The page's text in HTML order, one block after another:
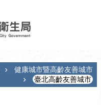
健康城市暨高齡友善城市
臺北高齡友善城市